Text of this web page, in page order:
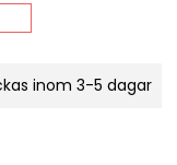
inom 3-5 dagar